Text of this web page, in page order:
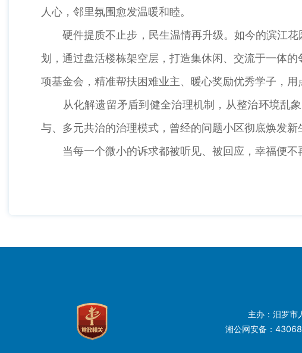
人心，邻里氛围愈发温暖和睦。
硬件提质不止步，民生温情再升级。如今的滨江花
划，通过盘活楼栋架空层，打造集休闲、交流于一体
项基金会，精准帮扶困难业主、暖心奖励优秀学子，用
从化解遗留矛盾到健全治理机制，从整治环境乱象
与、多元共治的治理模式，曾经的问题小区彻底焕发新
当每一个微小的诉求都被听见、被回应，幸福便不
主办：汨罗
湘公网安备：